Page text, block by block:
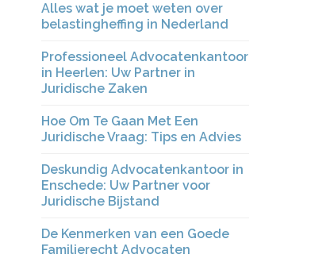
Alles wat je moet weten over
belastingheffing in Nederland
Professioneel Advocatenkantoor
in Heerlen: Uw Partner in
Juridische Zaken
Hoe Om Te Gaan Met Een
Juridische Vraag: Tips en Advies
Deskundig Advocatenkantoor in
Enschede: Uw Partner voor
Juridische Bijstand
De Kenmerken van een Goede
Familierecht Advocaten